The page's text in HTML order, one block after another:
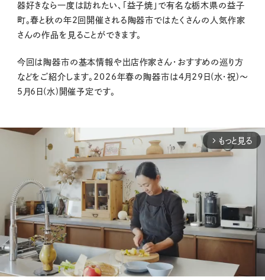
器好きなら一度は訪れたい、「益子焼」で有名な栃木県の益子
町。春と秋の年2回開催される陶器市ではたくさんの人気作家
さんの作品を見ることができます。
今回は陶器市の基本情報や出店作家さん・おすすめの巡り方
などをご紹介します。2026年春の陶器市は4月29日(水・祝)～
5月6日(水)開催予定です。
arrow_forward_ios もっと見る